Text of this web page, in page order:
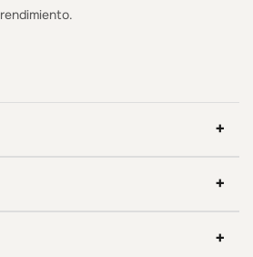
rendimiento.